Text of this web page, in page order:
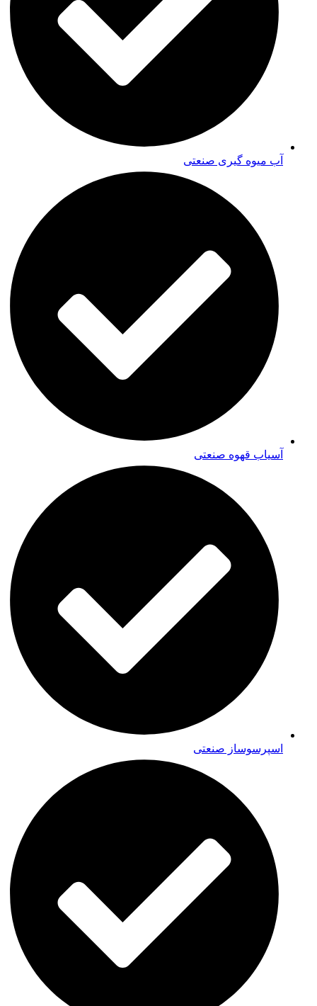
آب میوه گیری صنعتی
آسیاب قهوه صنعتی
اسپرسوساز صنعتی